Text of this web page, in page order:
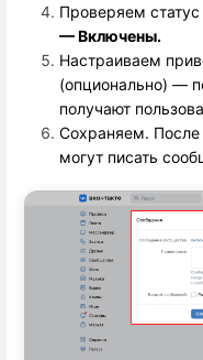
Проверяем статус
— Включены.
Настраиваем
(опционально) —
получают
Сохраняем. После
могут писать